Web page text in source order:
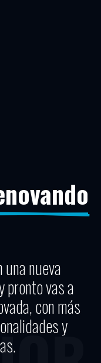
nueva
pronto vas a
con más
y